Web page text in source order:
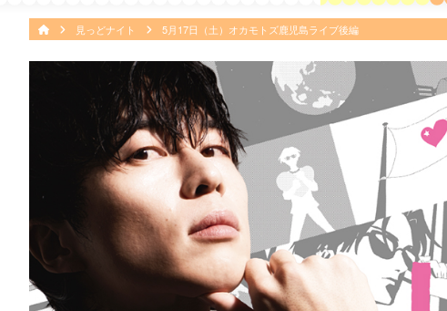
見っどナイト 5月17日（土）オカモトズ鹿児島ライブ後編